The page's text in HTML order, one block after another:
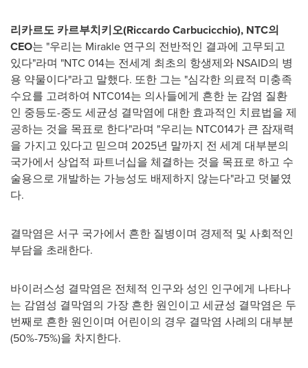
리카르도 카르부치키오(Riccardo Carbucicchio), NTC의
CEO는 "우리는 Mirakle 연구의 전반적인 결과에 고무되고
있다"라며 "NTC 014는 전세계 최초의 항생제와 NSAID의 병
용 약물이다"라고 말했다. 또한 그는 "심각한 의료적 미충족
수요를 고려하여 NTC014는 의사들에게 흔한 눈 감염 질환
인 중등도-중도 세균성 결막염에 대한 효과적인 치료법을 제
공하는 것을 목표로 한다"라며 "우리는 NTC014가 큰 잠재력
을 가지고 있다고 믿으며 2025년 말까지 전 세계 대부분의
국가에서 상업적 파트너십을 체결하는 것을 목표로 하고 수
술용으로 개발하는 가능성도 배제하지 않는다"라고 덧붙였
다.
결막염은 서구 국가에서 흔한 질병이며 경제적 및 사회적인
부담을 초래한다.
바이러스성 결막염은 전체적 인구와 성인 인구에게 나타나
는 감염성 결막염의 가장 흔한 원인이고 세균성 결막염은 두
번째로 흔한 원인이며 어린이의 경우 결막염 사례의 대부분
(50%-75%)을 차지한다.